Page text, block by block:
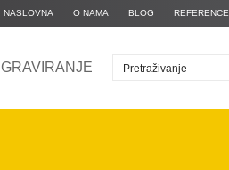
NASLOVNA O NAMA BLOG REFERENCE
GRAVIRANJE